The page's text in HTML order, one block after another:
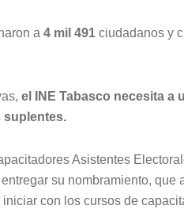
a 4 mil 491 ciudadanos y
el INE Tabasco necesita a
suplentes.
Asistentes
su nombramiento, que
con los cursos de